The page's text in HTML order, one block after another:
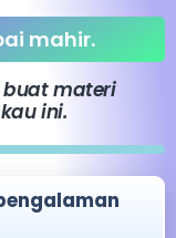
mahir.
buat materi
ini.